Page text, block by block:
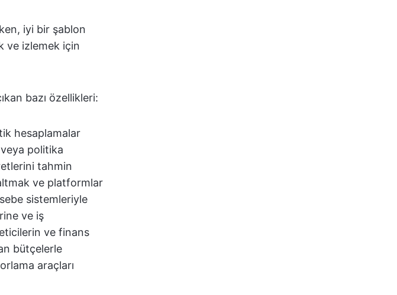
iyi bir şablon
ve izlemek için
bazı özellikleri:
hesaplamalar
politika
tahmin
ve platformlar
sistemleriyle
ve iş
ve finans
bütçelerle
araçları